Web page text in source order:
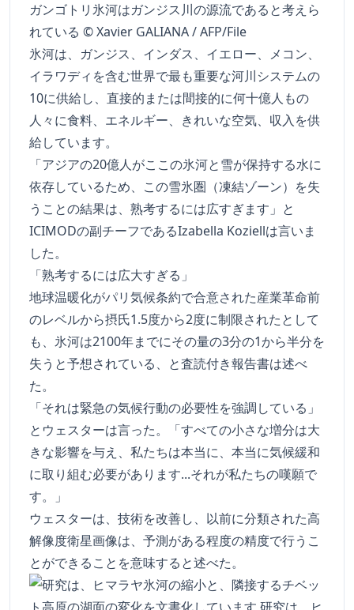
ガンゴトリ氷河はガンジス川の源流であると考えら
れている © Xavier GALIANA / AFP/File
氷河は、ガンジス、インダス、イエロー、メコン、
イラワディを含む世界で最も重要な河川システムの
10に供給し、直接的または間接的に何十億人もの
人々に食料、エネルギー、きれいな空気、収入を供
給しています。
「アジアの20億人がここの氷河と雪が保持する水に
依存しているため、この雪氷圏（凍結ゾーン）を失
うことの結果は、熟考するには広すぎます」と
ICIMODの副チーフであるIzabella Koziellは言いま
した。
「熟考するには広大すぎる」
地球温暖化がパリ気候条約で合意された産業革命前
のレベルから摂氏1.5度から2度に制限されたとして
も、氷河は2100年までにその量の3分の1から半分を
失うと予想されている、と査読付き報告書は述べ
た。
「それは緊急の気候行動の必要性を強調している」
とウェスターは言った。「すべての小さな増分は大
きな影響を与え、私たちは本当に、本当に気候緩和
に取り組む必要があります...それが私たちの嘆願で
す。」
ウェスターは、技術を改善し、以前に分類された高
解像度衛星画像は、予測がある程度の精度で行うこ
とができることを意味すると述べた。